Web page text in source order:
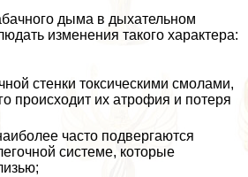
дыма в дыхательном
изменения такого хаpaктера:
стенки токсическими смолами,
происходит их атрофия и потеря
часто подвергаются
системе, которые